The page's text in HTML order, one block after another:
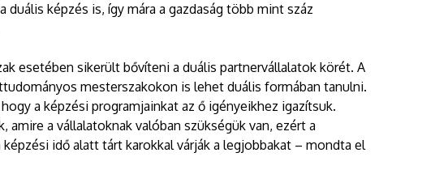
duális képzés is, így mára a gazdaság több mint száz
esetében sikerült bővíteni a duális partnervállalatok körét. A
mesterszakokon is lehet duális formában tanulni.
a képzési programjainkat az ő igényeikhez igazítsuk.
amire a vállalatoknak valóban szükségük van, ezért a
idő alatt tárt karokkal várják a legjobbakat – mondta el